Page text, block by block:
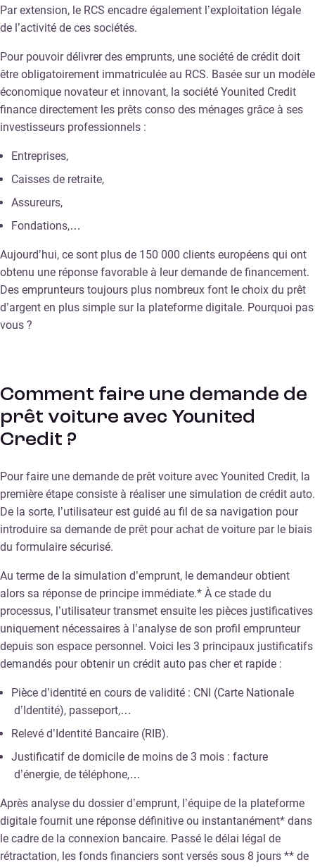
Par extension, le RCS encadre également l’exploitation légale
de l’activité de ces sociétés.
Pour pouvoir délivrer des emprunts, une société de crédit doit
être obligatoirement immatriculée au RCS. Basée sur un modèle
économique novateur et innovant, la société Younited Credit
finance directement les prêts conso des ménages grâce à ses
investisseurs professionnels :
Entreprises,
Caisses de retraite,
Assureurs,
Fondations,…
Aujourd’hui, ce sont plus de 150 000 clients européens qui ont
obtenu une réponse favorable à leur demande de financement.
Des emprunteurs toujours plus nombreux font le choix du prêt
d’argent en plus simple sur la plateforme digitale. Pourquoi pas
vous ?
Comment faire une demande de
prêt voiture avec Younited
Credit ?
Pour faire une demande de prêt voiture avec Younited Credit, la
première étape consiste à réaliser une simulation de crédit auto.
De la sorte, l’utilisateur est guidé au fil de sa navigation pour
introduire sa demande de prêt pour achat de voiture par le biais
du formulaire sécurisé.
Au terme de la simulation d’emprunt, le demandeur obtient
alors sa réponse de principe immédiate.* À ce stade du
processus, l’utilisateur transmet ensuite les pièces justificatives
uniquement nécessaires à l’analyse de son profil emprunteur
depuis son espace personnel. Voici les 3 principaux justificatifs
demandés pour obtenir un crédit auto pas cher et rapide :
Pièce d’identité en cours de validité : CNI (Carte Nationale
d’Identité), passeport,…
Relevé d’Identité Bancaire (RIB).
Justificatif de domicile de moins de 3 mois : facture
d’énergie, de téléphone,…
Après analyse du dossier d’emprunt, l’équipe de la plateforme
digitale fournit une réponse définitive ou instantanément* dans
le cadre de la connexion bancaire. Passé le délai légal de
rétractation, les fonds financiers sont versés sous 8 jours ** de